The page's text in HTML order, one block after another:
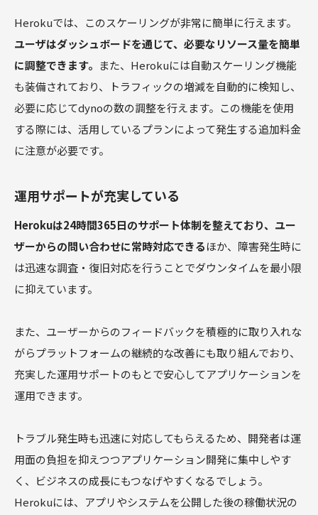
Herokuでは、このスケーリングが非常に簡単に行えます。
ユーザはダッシュボードを通じて、必要なリソース量を簡単
に調整できます。 また、Herokuには自動スケーリング機能
も装備されており、トラフィックの増減を自動的に検知し、
必要に応じてdynoの数の調整を行えます。この機能を使用
する際には、活用しているプランによって発生する追加料金
に注意が必要です。
運用サポートが充実している
Herokuは24時間365日のサポート体制を整えており、ユー
ザーからの問い合わせに常時対応できるほか、障害発生時に
は迅速な調査・復旧対応を行うことでダウンタイムを最小限
に抑えています。
また、ユーザーからのフィードバックを積極的に取り入れな
がらプラットフォームの継続的な改善にも取り組んでおり、
充実した運用サポートのもとで安心してアプリケーションを
運用できます。
トラブル発生時も迅速に対応してもらえるため、開発者は運
用面の負担を抑えつつアプリケーション開発に集中しやす
く、ビジネスの成長にもつなげやすくなるでしょう。
Herokuには、アプリやシステムを公開した後の稼働状況の